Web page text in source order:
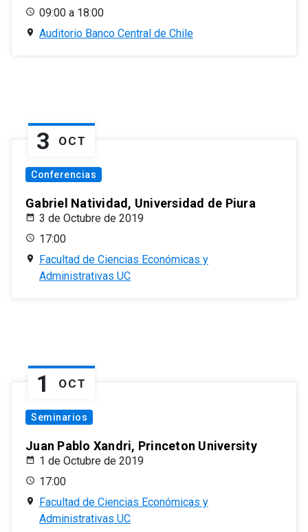
09:00 a 18:00
Auditorio Banco Central de Chile
3 OCT
Conferencias
Gabriel Natividad, Universidad de Piura
3 de Octubre de 2019
17:00
Facultad de Ciencias Económicas y
Administrativas UC
1 OCT
Seminarios
Juan Pablo Xandri, Princeton University
1 de Octubre de 2019
17:00
Facultad de Ciencias Económicas y
Administrativas UC